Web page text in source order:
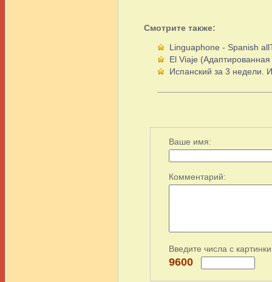
Смотрите также:
Linguaphone - Spanish
El Viaje (Адаптированная
Испанский за 3 недели.
Ваше имя:
Комментарий:
Введите числа с
9600